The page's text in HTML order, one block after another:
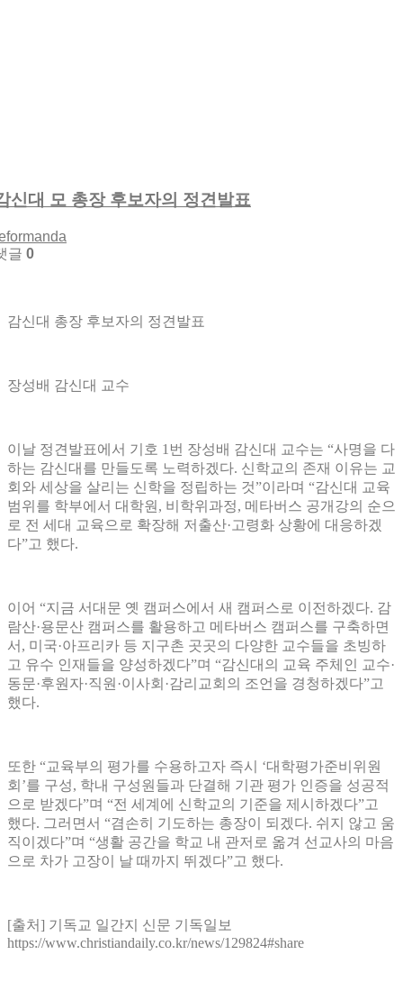
신대 모 총장 후보자의 정견발표
글 0
감신대 총장 후보자의 정견발표
장성배 감신대 교수
이날 정견발표에서 기호 1번 장성배 감신대 교수는 “사명을 다
하는 감신대를 만들도록 노력하겠다. 신학교의 존재 이유는 교
회와 세상을 살리는 신학을 정립하는 것”이라며 “감신대 교육
범위를 학부에서 대학원, 비학위과정, 메타버스 공개강의 순으
로 전 세대 교육으로 확장해 저출산·고령화 상황에 대응하겠
다”고 했다.
이어 “지금 서대문 옛 캠퍼스에서 새 캠퍼스로 이전하겠다. 감
람산·용문산 캠퍼스를 활용하고 메타버스 캠퍼스를 구축하면
서, 미국·아프리카 등 지구촌 곳곳의 다양한 교수들을 초빙하
고 유수 인재들을 양성하겠다”며 “감신대의 교육 주체인 교수·
동문·후원자·직원·이사회·감리교회의 조언을 경청하겠다”고
했다.
또한 “교육부의 평가를 수용하고자 즉시 ‘대학평가준비위원
회’를 구성, 학내 구성원들과 단결해 기관 평가 인증을 성공적
으로 받겠다”며 “전 세계에 신학교의 기준을 제시하겠다”고
했다. 그러면서 “겸손히 기도하는 총장이 되겠다. 쉬지 않고 움
직이겠다”며 “생활 공간을 학교 내 관저로 옮겨 선교사의 마음
으로 차가 고장이 날 때까지 뛰겠다”고 했다.
[출처] 기독교 일간지 신문 기독일보
https://www.christiandaily.co.kr/news/129824#share